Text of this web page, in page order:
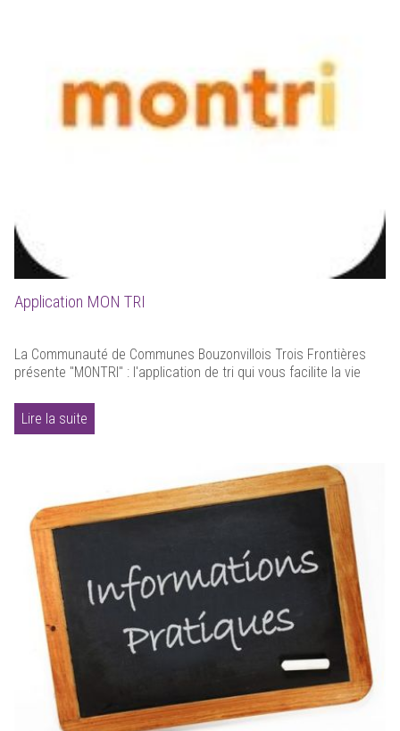
Application MON TRI
La Communauté de Communes Bouzonvillois Trois Frontières
présente "MONTRI" : l'application de tri qui vous facilite la vie
Lire la suite